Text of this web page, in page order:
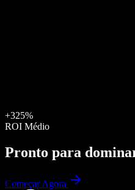
+325%
ROI Médio
Pronto para
Começar Agora